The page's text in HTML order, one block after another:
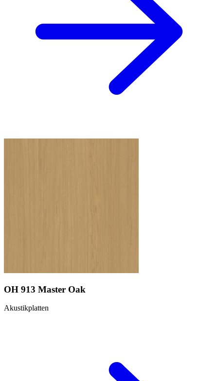
OH 913 Master Oak
Akustikplatten